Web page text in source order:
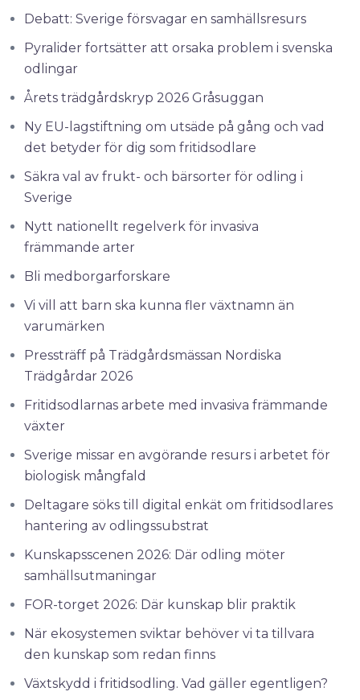
Debatt: Sverige försvagar en samhällsresurs
Pyralider fortsätter att orsaka problem i svenska
odlingar
Årets trädgårdskryp 2026 Gråsuggan
Ny EU-lagstiftning om utsäde på gång och vad
det betyder för dig som fritidsodlare
Säkra val av frukt- och bärsorter för odling i
Sverige
Nytt nationellt regelverk för invasiva
främmande arter
Bli medborgarforskare
Vi vill att barn ska kunna fler växtnamn än
varumärken
Pressträff på Trädgårdsmässan Nordiska
Trädgårdar 2026
Fritidsodlarnas arbete med invasiva främmande
växter
Sverige missar en avgörande resurs i arbetet för
biologisk mångfald
Deltagare söks till digital enkät om fritidsodlares
hantering av odlingssubstrat
Kunskapsscenen 2026: Där odling möter
samhällsutmaningar
FOR-torget 2026: Där kunskap blir praktik
När ekosystemen sviktar behöver vi ta tillvara
den kunskap som redan finns
Växtskydd i fritidsodling. Vad gäller egentligen?